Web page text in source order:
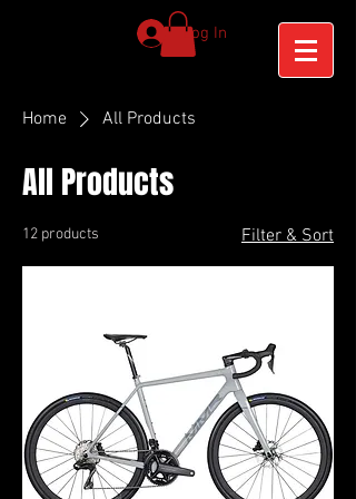
Log In
Home All Products
All Products
12 products Filter & Sort